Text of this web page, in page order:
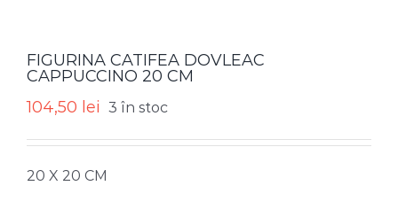
FIGURINA CATIFEA DOVLEAC
CAPPUCCINO 20 CM
104,50 lei 3 în stoc
20 X 20 CM